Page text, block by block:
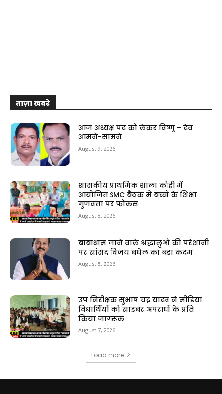
ताज़ा खबरे
आज अध्यक्ष पद को लेकर विष्णु – देव
आमने-सामने
August 9, 2026
शासकीय प्राथमिक शाला कौही में
आयोजित SMC बैठक में बच्चों के शिक्षा
गुणवत्ता पर फोकस
August 8, 2026
बाबाधाम जाने वाले श्रद्धालुओं की परेशानी
पर सांसद विजय बघेल का बड़ा कदम
August 8, 2026
उप निरीक्षक सुभाष चंद्र यादव ने मीडिया
विद्यार्थियों को साइबर अपराधों के प्रति
किया जागरूक
August 7, 2026
Load more